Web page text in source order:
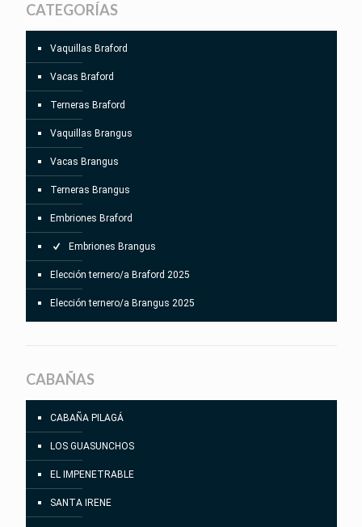
CATEGORÍAS
Vaquillas Braford
Vacas Braford
Terneras Braford
Vaquillas Brangus
Vacas Brangus
Terneras Brangus
Embriones Braford
Embriones Brangus
Elección ternero/a Braford 2025
Elección ternero/a Brangus 2025
CABAÑAS
CABAÑA PILAGÁ
LOS GUASUNCHOS
EL IMPENETRABLE
SANTA IRENE